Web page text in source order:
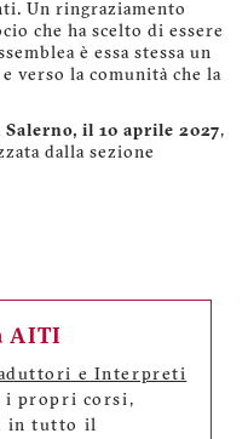
Un ringraziamento
che ha scelto di essere
è essa stessa un
verso la comunità che la
Salerno, il 10 aprile 2027,
dalla sezione
AITI
e Interpreti
i propri corsi,
in tutto il